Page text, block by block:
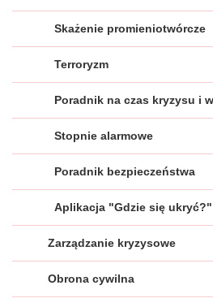
Skażenie promieniotwórcze
Terroryzm
Poradnik na czas kryzysu i
Stopnie alarmowe
Poradnik bezpieczeństwa
Aplikacja "Gdzie się ukryć?"
Zarządzanie kryzysowe
Obrona cywilna